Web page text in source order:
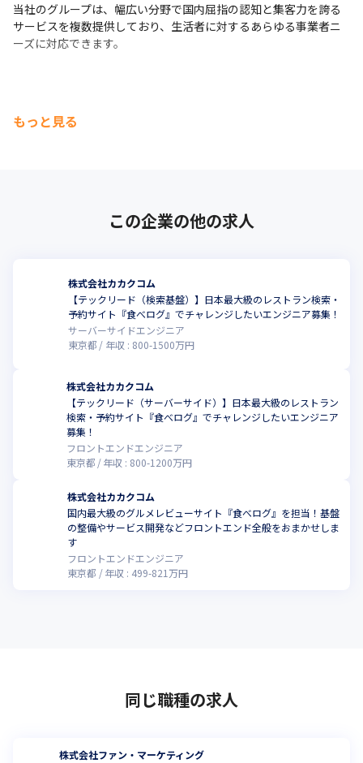
当社のグループは、幅広い分野で国内屈指の認知と集客力を誇る
サービスを複数提供しており、生活者に対するあらゆる事業者ニ
ーズに対応できます。
もっと見る
この企業の他の求人
株式会社カカクコム
【テックリード（検索基盤）】日本最大級のレストラン検索・
予約サイト『食べログ』でチャレンジしたいエンジニア募集！
サーバーサイドエンジニア
東京都
年収 : 800-1500万円
株式会社カカクコム
【テックリード（サーバーサイド）】日本最大級のレストラン
検索・予約サイト『食べログ』でチャレンジしたいエンジニア
募集！
フロントエンドエンジニア
東京都
年収 : 800-1200万円
株式会社カカクコム
国内最大級のグルメレビューサイト『食べログ』を担当！基盤
の整備やサービス開発などフロントエンド全般をおまかせしま
す
フロントエンドエンジニア
東京都
年収 : 499-821 万円
同じ職種の求人
株式会社ファン・マーケティング